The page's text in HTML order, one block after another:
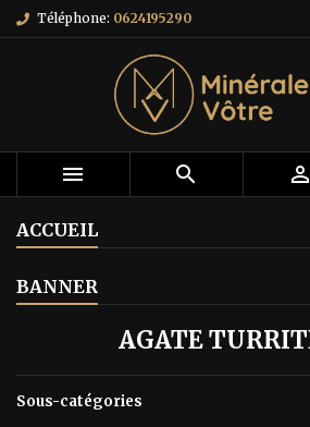
Téléphone: 0624195290
  
ACCUEIL
BANNER
AGATE
Sous-catégories